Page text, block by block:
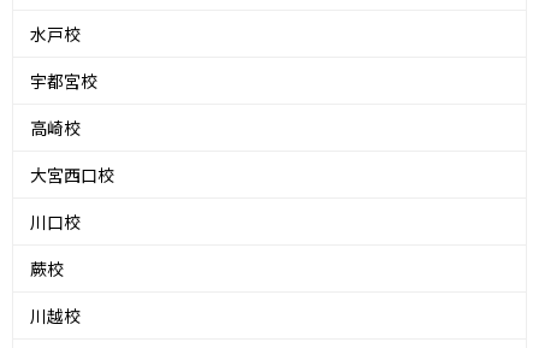
水戸校
宇都宮校
高崎校
大宮西口校
川口校
蕨校
川越校